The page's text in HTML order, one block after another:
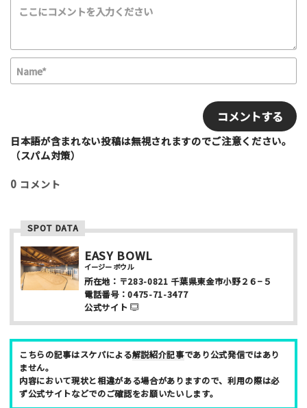
利用したもの
スクーター
その他
満足度評価
ふつう
いまいち
該当する項目を選択して下さい（複数可能）
利用者多い
写真など
ニックネーム （任意/公開）
*
i日本語が含まれない投稿は無視されますのでご注意ください。
（スパム対策）
0 コメント
SPOT DATA
EASY BOWL
イージー ボウル
所在地： 〒283-0821 千葉県東金市小野２６−５
電話番号：0475-71-3477
公式サイト
こちらの記事はスケパによる解説紹介記事であり公式発信ではあり
ません。
内容において現状と相違がある場合がありますので、利用の際は必
ず公式サイトなどでのご確認をお願いたいします。